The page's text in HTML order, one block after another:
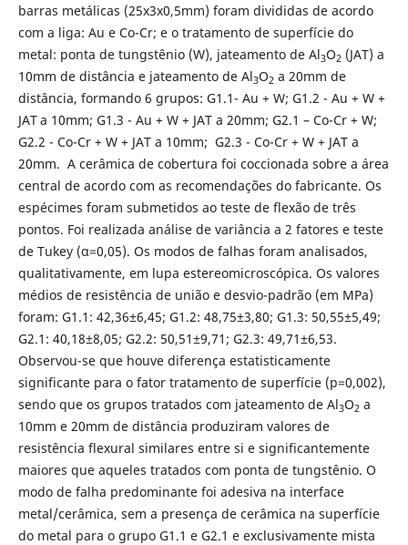
barras metálicas (25x3x0,5mm) foram divididas de acordo
com a liga: Au e Co-Cr; e o tratamento de superfície do
metal: ponta de tungstênio (W), jateamento de Al3O2 (JAT) a
10mm de distância e jateamento de Al3O2 a 20mm de
distância, formando 6 grupos: G1.1- Au + W; G1.2 - Au + W +
JATa 10mm; G1.3 - Au + W + JAT a 20mm; G2.1 – Co-Cr + W;
G2.2 - Co-Cr + W + JAT a 10mm; G2.3 - Co-Cr + W + JAT a
20mm. A cerâmica de cobertura foi coccionada sobre a área
central de acordo com as recomendações do fabricante. Os
espécimes foram submetidos ao teste de flexão de três
pontos. Foi realizada análise de variância a 2 fatores e teste
de Tukey (α=0,05). Os modos de falhas foram analisados,
qualitativamente, em lupa estereomicroscópica. Os valores
médios de resistência de união e desvio-padrão (em MPa)
foram: G1.1: 42,36±6,45; G1.2: 48,75±3,80; G1.3: 50,55±5,49;
G2.1: 40,18±8,05; G2.2: 50,51±9,71; G2.3: 49,71±6,53.
Observou-se que houve diferença estatisticamente
significante para o fator tratamento de superfície (p=0,002),
sendo que os grupos tratados com jateamento de Al3O2 a
10mm e 20mm de distância produziram valores de
resistência flexural similares entre si e significantemente
maiores que aqueles tratados com ponta de tungstênio. O
modo de falha predominante foi adesiva na interface
metal/cerâmica, sem a presença de cerâmica na superfície
do metal para o grupo G1.1 e G2.1 e exclusivamente mista